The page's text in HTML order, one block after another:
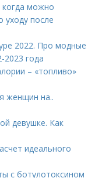
когда можно
уходу после
2022. Про модные
2023 года
– «топливо»
женщин на..
девушке. Как
идеального
с ботулотоксином